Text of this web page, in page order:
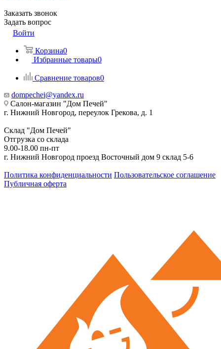
Заказать звонок
Задать вопрос
Войти
Корзина0
Избранные товары0
Сравнение товаров0
dompechei@yandex.ru
Салон-магазин "Дом Печей"
г. Нижний Новгород, переулок Грекова, д. 1
Склад "Дом Печей"
Отгрузка со склада
9.00-18.00 пн-пт
г. Нижний Новгород проезд Восточный дом 9 склад 5-6
Политика конфиденциальности Пользовательское соглашение
Публичная оферта